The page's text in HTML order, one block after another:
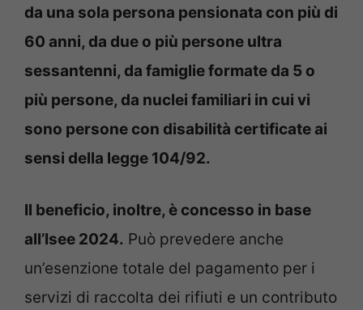
da una sola persona pensionata con più di
60 anni, da due o più persone ultra
sessantenni, da famiglie formate da 5 o
più persone, da nuclei familiari in cui vi
sono persone con disabilità certificate ai
sensi della legge 104/92.
Il beneficio, inoltre, è concesso in base
all’Isee 2024. Può prevedere anche
un’esenzione totale del pagamento per i
servizi di raccolta dei rifiuti e un contributo